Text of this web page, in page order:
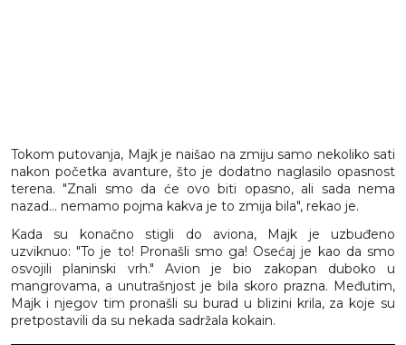
Tokom putovanja, Majk je naišao na zmiju samo nekoliko sati
nakon početka avanture, što je dodatno naglasilo opasnost
terena. "Znali smo da će ovo biti opasno, ali sada nema
nazad... nemamo pojma kakva je to zmija bila", rekao je.
Kada su konačno stigli do aviona, Majk je uzbuđeno
uzviknuo: "To je to! Pronašli smo ga! Osećaj je kao da smo
osvojili planinski vrh." Avion je bio zakopan duboko u
mangrovama, a unutrašnjost je bila skoro prazna. Međutim,
Majk i njegov tim pronašli su burad u blizini krila, za koje su
pretpostavili da su nekada sadržala kokain.